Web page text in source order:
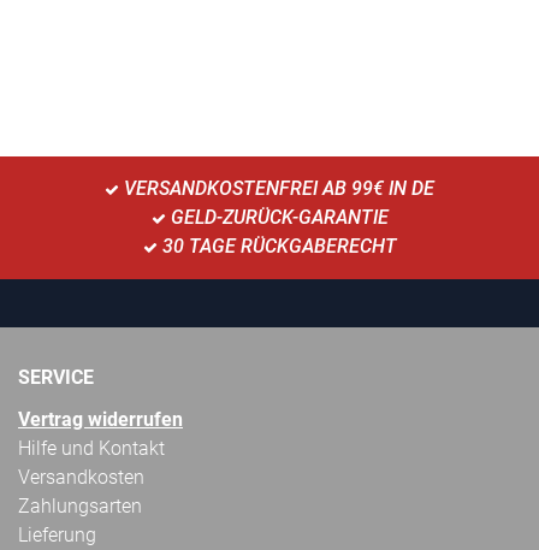
VERSANDKOSTENFREI AB 99€ IN DE
GELD-ZURÜCK-GARANTIE
30 TAGE RÜCKGABERECHT
SERVICE
Vertrag widerrufen
Hilfe und Kontakt
Versandkosten
Zahlungsarten
Lieferung